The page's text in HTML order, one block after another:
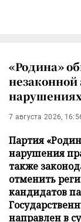
«Родина»
7 августа 2026,
Партия
нарушения
также
отменить
кандидатов
направлен в